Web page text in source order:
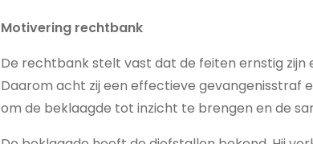
Motivering rechtbank
De rechtbank stelt vast dat de feiten ernstig zijn
Daarom acht zij een effectieve gevangenisstraf
om de beklaagde tot inzicht te brengen en de